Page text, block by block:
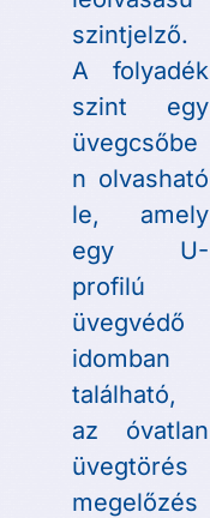
szintjelző.
A folyadék
szint egy
üvegcsőbe
n olvasható
le, amely
egy U-
profilú
üvegvédő
idomban
található,
az óvatlan
üvegtörés
megelőzés